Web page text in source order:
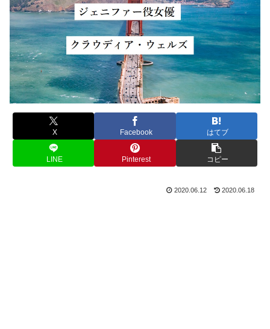
X Facebook はてブ
LINE Pinterest コピー
2020.06.12 2020.06.18